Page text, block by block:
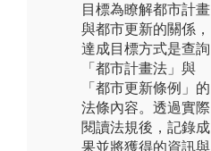
目標為瞭解都市計畫
與都市更新的關係，
達成目標方式是查詢
「都市計畫法」與
「都市更新條例」的
法條內容。透過實際
閱讀法規後，記錄成
果並將獲得的資訊與